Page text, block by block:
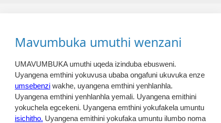
Mavumbuka umuthi wenzani
UMAVUMBUKA umuthi uqeda izinduba ebusweni.
Uyangena emthini yokuvusa ubaba ongafuni ukuvuka enze
umsebenzi wakhe, uyangena emthini yenhlanhla.
Uyangena emthini yenhlanhla yemali. Uyangena emithini
yokuchela egcekeni. Uyangena emthini yokufakela umuntu
isichitho. Uyangena emithini yokufaka umuntu ilumbo noma